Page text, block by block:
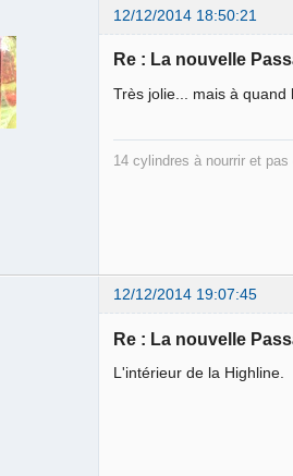
12/12/2014 18:50:21
Re : La nouvelle
Très jolie... mais à
14 cylindres à nourrir et pas
12/12/2014 19:07:45
Re : La nouvelle
L'intérieur de la Highline.